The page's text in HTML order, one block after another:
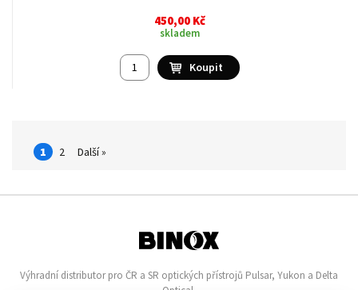
450,00 Kč
skladem
1 2 Další »
Výhradní distributor pro ČR a SR optických přístrojů Pulsar, Yukon a Delta